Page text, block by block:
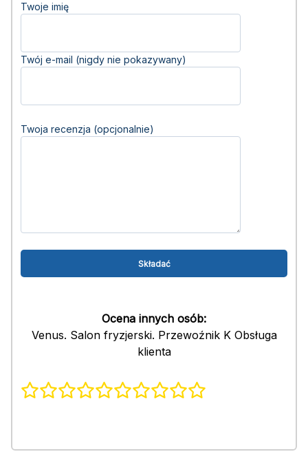
Twoje imię
Twój e-mail (nigdy nie pokazywany)
Twoja recenzja (opcjonalnie)
Ocena innych osób:
Venus. Salon fryzjerski. Przewoźnik K Obsługa
klienta